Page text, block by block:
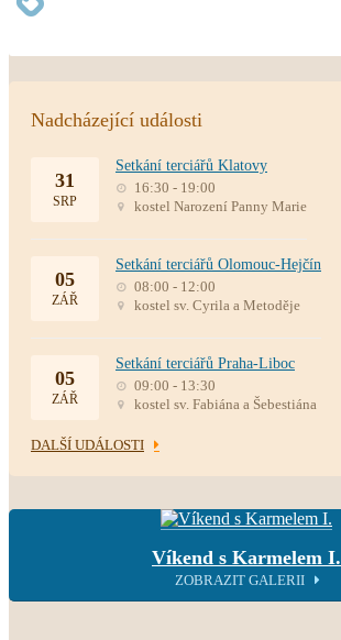
Nadcházející události
31
SRP
Setkání terciářů Klatovy
16:30 - 19:00
kostel Narození Panny Marie
05
ZÁŘ
Setkání terciářů Olomouc-Hejčín
08:00 - 12:00
kostel sv. Cyrila a Metoděje
05
ZÁŘ
Setkání terciářů Praha-Liboc
09:00 - 13:30
kostel sv. Fabiána a Šebestiána
DALŠÍ UDÁLOSTI
Víkend s Karmelem I.
ZOBRAZIT GALERII